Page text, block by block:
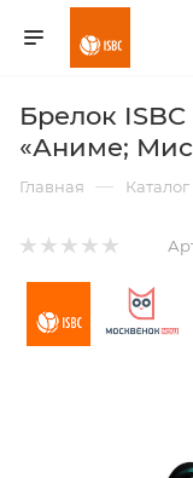
Брелок
«Аниме;
Главная — Каталог